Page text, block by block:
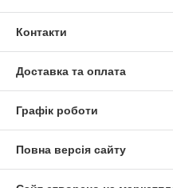
Контакти
Доставка та оплата
Графік роботи
Повна версія сайту